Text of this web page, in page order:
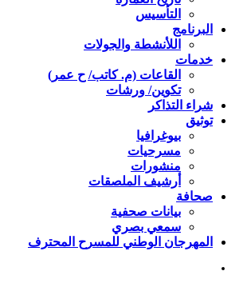
التأسيس
البرنامج
اللأنشطة والجولات
خدمات
القاعات (م. كاتب/ ح عمر)
تكوين/ ورشات
شراء التذاكر
توثيق
بيوغرافيا
مسرحيات
منشورات
أرشيف الملصقات
صحافة
بيانات صحفية
سمعي بصري
المهرجان الوطني للمسرح المحترف